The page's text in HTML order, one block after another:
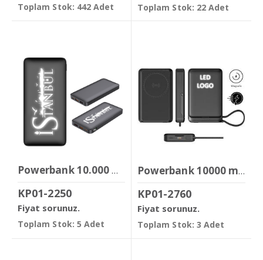
Toplam Stok: 442 Adet Toplam Stok: 22 Adet
Powerbank 10.000 mAh
KP01-2250
Fiyat sorunuz.
Toplam Stok: 5 Adet
Powerbank 10000 mAh ( Işıklı Magsafe & 22.5w Hızlı Şarj )
KP01-2760
Fiyat sorunuz.
Toplam Stok: 3 Adet